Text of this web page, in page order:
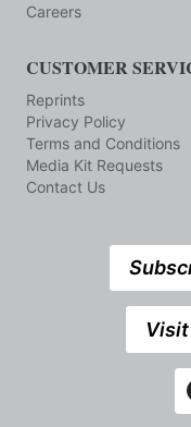
Careers
CUSTOMER
Reprints
Privacy Policy
Terms and Conditions
Media Kit Requests
Contact Us
Visit